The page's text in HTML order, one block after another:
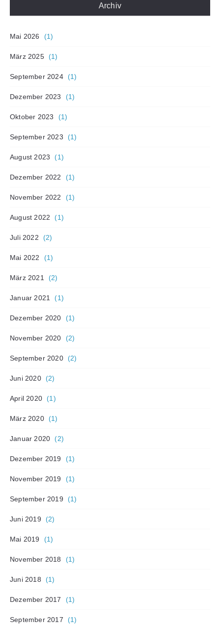
Archiv
Mai 2026 (1)
März 2025 (1)
September 2024 (1)
Dezember 2023 (1)
Oktober 2023 (1)
September 2023 (1)
August 2023 (1)
Dezember 2022 (1)
November 2022 (1)
August 2022 (1)
Juli 2022 (2)
Mai 2022 (1)
März 2021 (2)
Januar 2021 (1)
Dezember 2020 (1)
November 2020 (2)
September 2020 (2)
Juni 2020 (2)
April 2020 (1)
März 2020 (1)
Januar 2020 (2)
Dezember 2019 (1)
November 2019 (1)
September 2019 (1)
Juni 2019 (2)
Mai 2019 (1)
November 2018 (1)
Juni 2018 (1)
Dezember 2017 (1)
September 2017 (1)